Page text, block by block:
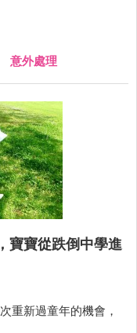
意外處理
寶寶從跌倒中學進
重新過童年的機會，